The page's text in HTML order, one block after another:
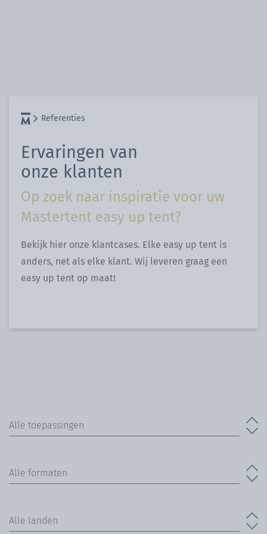
Referenties
Ervaringen van
onze klanten
Op zoek naar inspiratie voor uw
Mastertent easy up tent?
Bekijk hier onze klantcases. Elke easy up tent is
anders, net als elke klant. Wij leveren graag een
easy up tent op maat!